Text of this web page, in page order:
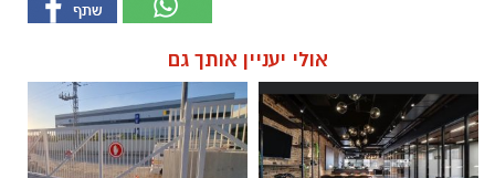
אולי יעניין אותך גם